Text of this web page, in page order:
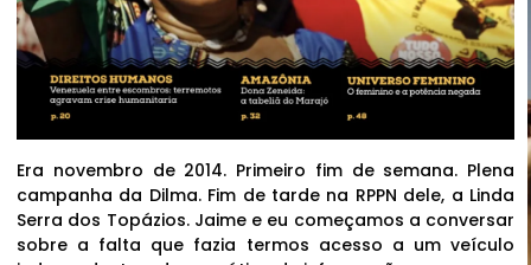
Era novembro de 2014. Primeiro fim de semana. Plena
campanha da Dilma. Fim de tarde na RPPN dele, a Linda
Serra dos Topázios. Jaime e eu começamos a conversar
sobre a falta que fazia termos acesso a um veículo